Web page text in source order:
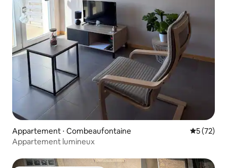
Appartement ⋅ Combeaufontaine
5 (72)
Appartement lumineux